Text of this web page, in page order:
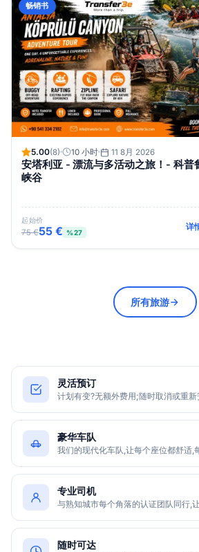
畅销书
5.00(8) 10 小时 11 8月 2026
安塔利亚 - 漂流与多活动之旅！- 科普
峡谷
起始价
75 €55 € %27
详
所有旅游
灵活预订
计划有变?无额外费用;随时取消或重新
豪华车队
我们的现代化车队,让每个座位都舒适,
专业司机
与熟知城市每个角落的认证团队同行,
随时可达